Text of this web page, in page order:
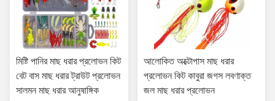
মিষ্টি পানির মাছ ধরার প্রলোভন কিট
বেট বাস মাছ ধরার ট্রাউট প্রলোভন
সালমন মাছ ধরার আনুষাঙ্গিক
আলোকিত অক্টোপাস মাছ ধরার
প্রলোভন কিট কাবুরা জগস লবণাক্ত
জল মাছ ধরার প্রলোভন